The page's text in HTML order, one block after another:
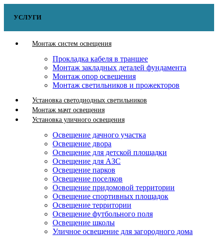
УСЛУГИ
Монтаж систем освещения
Прокладка кабеля в траншее
Монтаж закладных деталей фундамента
Монтаж опор освещения
Монтаж светильников и прожекторов
Установка светодиодных светильников
Монтаж мачт освещения
Установка уличного освещения
Освещение дачного участка
Освещение двора
Освещение для детской площадки
Освещение для АЗС
Освещение парков
Освещение поселков
Освещение придомовой территории
Освещение спортивных площадок
Освещение территории
Освещение футбольного поля
Освещение школы
Уличное освещение для загородного дома